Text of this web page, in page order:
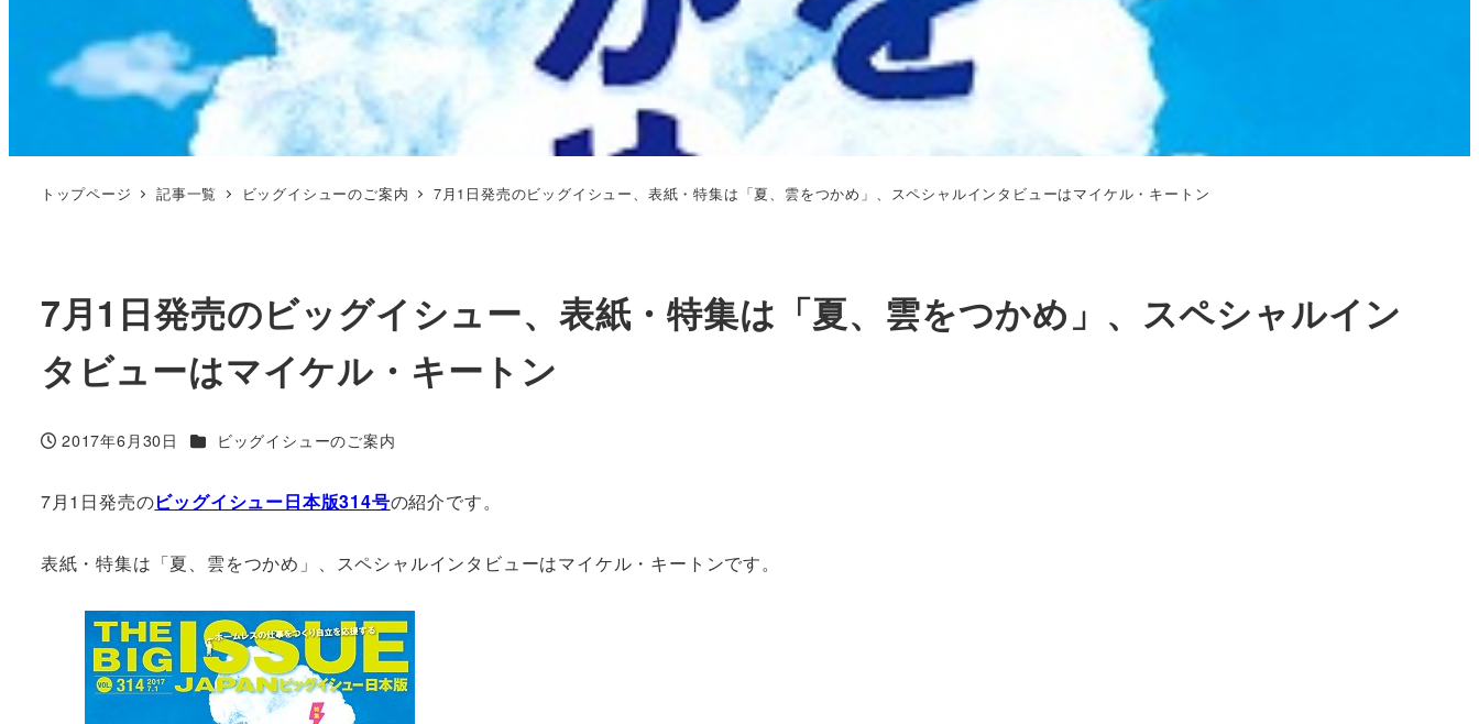
トップページ 記事一覧 ビッグイシューのご案内 7月1日発売のビッグイシュー、表紙・特集は「夏、雲をつかめ」、スペシャルインタビューはマイケル・キートン
7月1日発売のビッグイシュー、表紙・特集は「夏、雲をつかめ」、スペシャルイン
タビューはマイケル・キートン
投稿日
2017年6月30日 カテゴリー
ビッグイシューのご案内
7月1日発売のビッグイシュー日本版314号の紹介です。
表紙・特集は「夏、雲をつかめ」、スペシャルインタビューはマイケル・キートンです。